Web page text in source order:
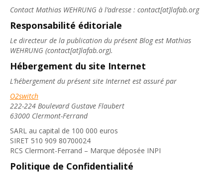
Contact Mathias WEHRUNG à l’adresse : contact[at]lafab.org
Responsabilité éditoriale
Le directeur de la publication du présent Blog est Mathias
WEHRUNG (contact[at]lafab.org).
Hébergement du site Internet
L’hébergement du présent site Internet est assuré par
O2switch
222-224 Boulevard Gustave Flaubert
63000 Clermont-Ferrand
SARL au capital de 100 000 euros
SIRET 510 909 80700024
RCS Clermont-Ferrand – Marque déposée INPI
Politique de Confidentialité